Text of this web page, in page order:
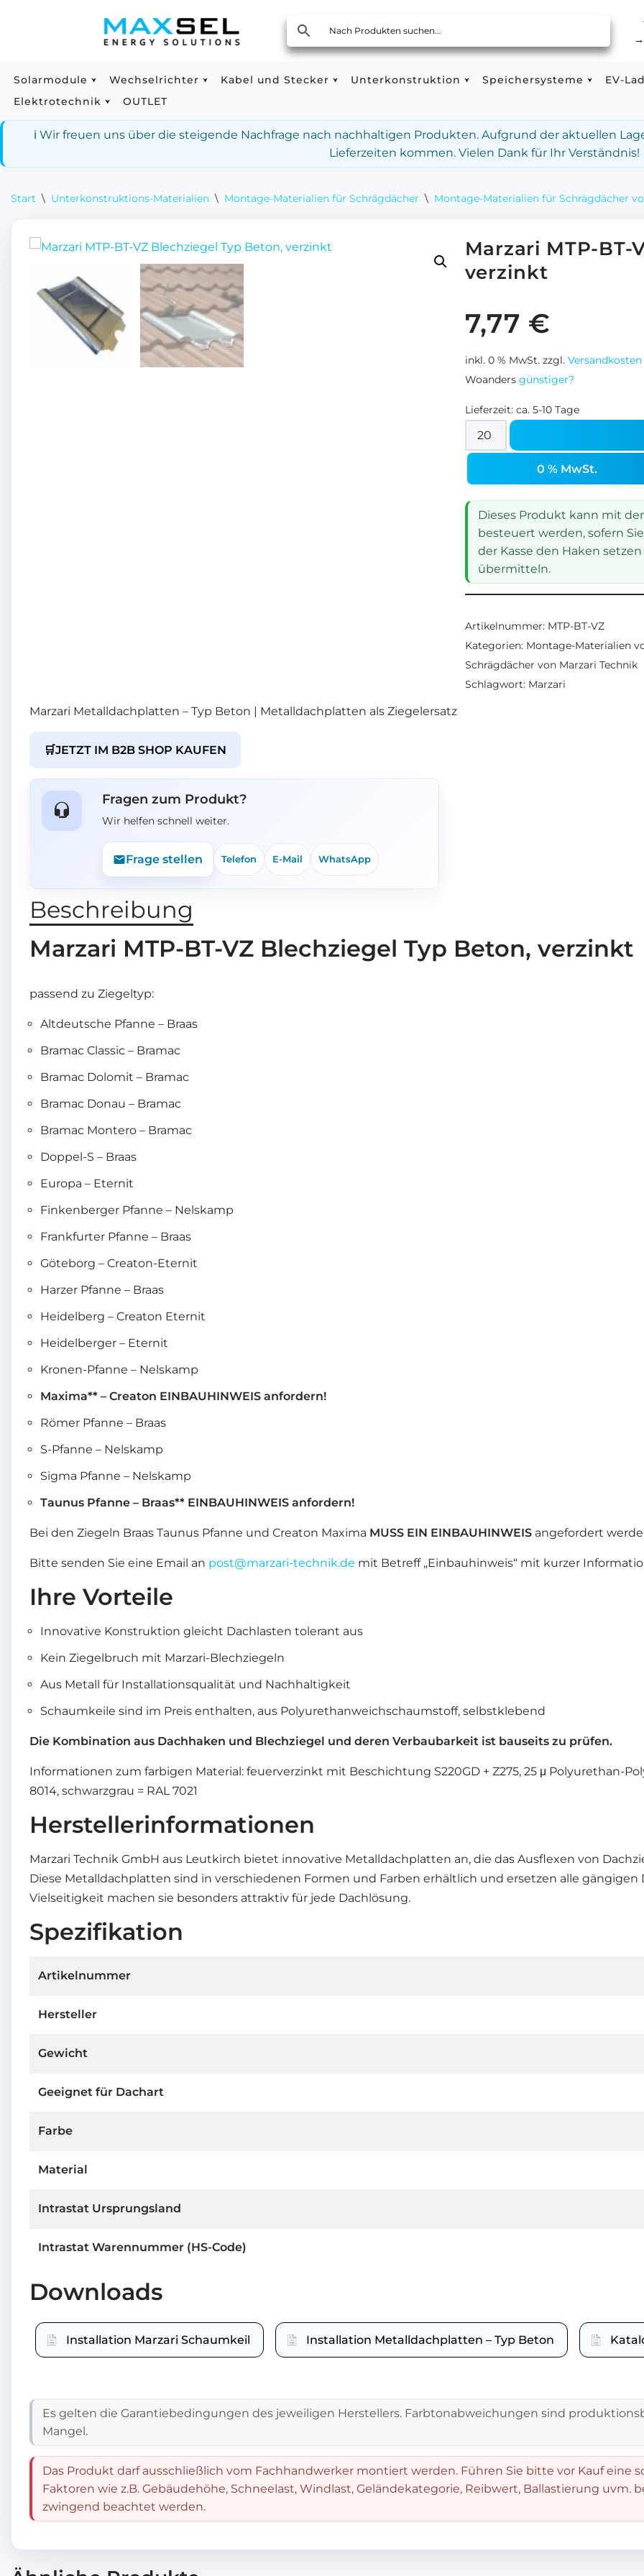
springen
→
Solarmodule Wechselrichter Kabel und Stecker Unterkonstruktion Speichersysteme EV-
Elektrotechnik
OUTLET
ℹ️ Wir freuen uns über die steigende Nachfrage nach nachhaltigen Produkten. Aufgrund der aktuellen
Lieferzeiten kommen. Vielen Dank für Ihr Verständnis!
Start \ Unterkonstruktions-Materialien \ Montage-Materialien für Schrägdächer \ Montage-Materialien für Schrägdächer
Marzari MTP-BT-
verzinkt
7,77 €
inkl. 0 % MwSt. zzgl. Versandkosten
Woanders günstiger?
Lieferzeit: ca. 5-10 Tage
0 % MwSt.
Dieses Produkt kann mit
besteuert werden, sofern
der Kasse den Haken
übermitteln.
Artikelnummer: MTP-BT-VZ
Kategorien: Montage-Materialien
Schrägdächer von Marzari Technik
Schlagwort: Marzari
Marzari Metalldachplatten – Typ Beton | Metalldachplatten als Ziegelersatz
🛒JETZT IM B2B SHOP KAUFEN
Fragen zum Produkt?
Wir helfen schnell weiter.
Frage stellen Telefon E-Mail WhatsApp
Beschreibung
Marzari MTP-BT-VZ Blechziegel Typ Beton, verzinkt
passend zu Ziegeltyp:
Altdeutsche Pfanne – Braas
Bramac Classic – Bramac
Bramac Dolomit – Bramac
Bramac Donau – Bramac
Bramac Montero – Bramac
Doppel-S – Braas
Europa – Eternit
Finkenberger Pfanne – Nelskamp
Frankfurter Pfanne – Braas
Göteborg – Creaton-Eternit
Harzer Pfanne – Braas
Heidelberg – Creaton Eternit
Heidelberger – Eternit
Kronen-Pfanne – Nelskamp
Maxima** – Creaton EINBAUHINWEIS anfordern!
Römer Pfanne – Braas
S-Pfanne – Nelskamp
Sigma Pfanne – Nelskamp
Taunus Pfanne – Braas** EINBAUHINWEIS anfordern!
Bei den Ziegeln Braas Taunus Pfanne und Creaton Maxima MUSS EIN EINBAUHINWEIS angefordert
Bitte senden Sie eine Email an post@marzari-technik.de mit Betreff „Einbauhinweis“ mit kurzer
Ihre Vorteile
Innovative Konstruktion gleicht Dachlasten tolerant aus
Kein Ziegelbruch mit Marzari-Blechziegeln
Aus Metall für Installationsqualität und Nachhaltigkeit
Schaumkeile sind im Preis enthalten, aus Polyurethanweichschaumstoff, selbstklebend
Die Kombination aus Dachhaken und Blechziegel und deren Verbaubarkeit ist bauseits zu prüfen.
Informationen zum farbigen Material: feuerverzinkt mit Beschichtung S220GD + Z275, 25 μ Polyurethan-
8014, schwarzgrau = RAL 7021
Herstellerinformationen
Marzari Technik GmbH aus Leutkirch bietet innovative Metalldachplatten an, die das Ausflexen von
Diese Metalldachplatten sind in verschiedenen Formen und Farben erhältlich und ersetzen alle gängigen
Vielseitigkeit machen sie besonders attraktiv für jede Dachlösung.
Spezifikation
Artikelnummer
Hersteller
Gewicht
Geeignet für Dachart
Farbe
Material
Intrastat Ursprungsland
Intrastat Warennummer (HS-Code)
Downloads
Installation Marzari Schaumkeil Installation Metalldachplatten – Typ Beton
Es gelten die Garantiebedingungen des jeweiligen Herstellers. Farbtonabweichungen sind
Mangel.
Das Produkt darf ausschließlich vom Fachhandwerker montiert werden. Führen Sie bitte vor Kauf eine
Faktoren wie z.B. Gebäudehöhe, Schneelast, Windlast, Geländekategorie, Reibwert, Ballastierung
zwingend beachtet werden.